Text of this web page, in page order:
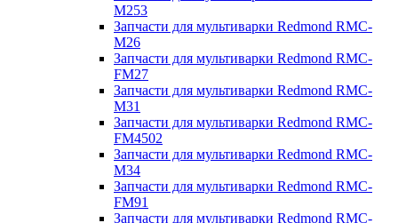
M253
Запчасти для мультиварки Redmond RMC-
M26
Запчасти для мультиварки Redmond RMC-
FM27
Запчасти для мультиварки Redmond RMC-
M31
Запчасти для мультиварки Redmond RMC-
FM4502
Запчасти для мультиварки Redmond RMC-
M34
Запчасти для мультиварки Redmond RMC-
FM91
Запчасти для мультиварки Redmond RMC-